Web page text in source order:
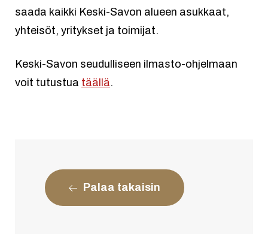
Palaa takaisin
saada kaikki Keski-Savon alueen asukkaat,
yhteisöt, yritykset ja toimijat.
Keski-Savon seudulliseen ilmasto-ohjelmaan
voit tutustua täällä.